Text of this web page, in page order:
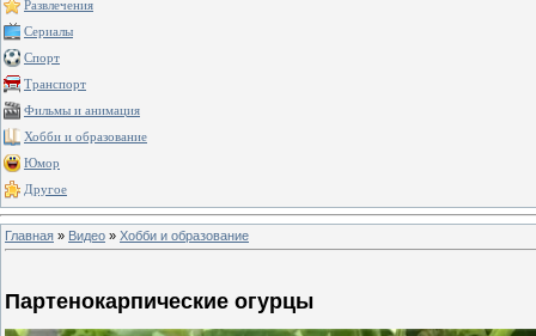
Развлечения
Сериалы
Спорт
Транспорт
Фильмы и анимация
Хобби и образование
Юмор
Другое
Главная » Видео » Хобби и образование
Партенокарпические огурцы